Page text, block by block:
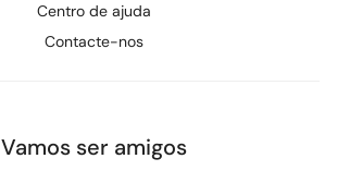
Centro de ajuda
Contacte-nos
Vamos ser amigos